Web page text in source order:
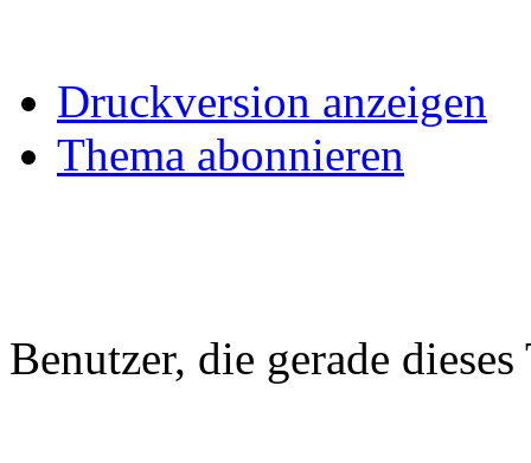
Druckversion anzeigen
Thema abonnieren
Benutzer, die gerade